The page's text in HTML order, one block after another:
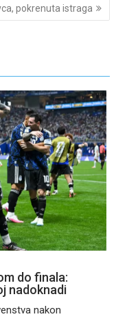
pokrenuta istraga
do finala:
nadoknadi
nakon